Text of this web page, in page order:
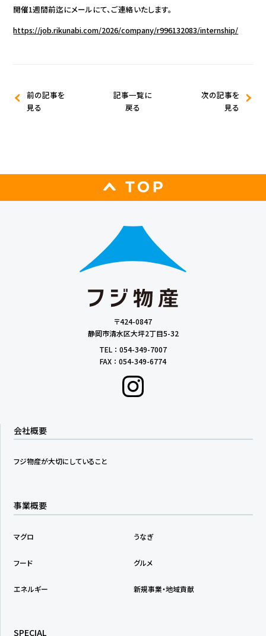
開催1週間前迄にメールにて、ご連絡いたします。
https://job.rikunabi.com/2026/company/r996132083/internship/
前の記事を
見る
記事一覧に
戻る
次の記事を
見る
〒424-0847
静岡市清水区大坪2丁目5-32
TEL ： 054-349-7007
FAX ： 054-349-6774
会社概要
フジ物産が大切にしていること
事業概要
マグロ うなぎ
フード グルメ
エネルギー 新規事業・地域貢献
SPECIAL